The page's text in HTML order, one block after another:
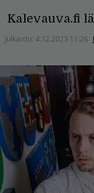
Kalevauva.fi
Julkaistu: 4.12.2023 11:26